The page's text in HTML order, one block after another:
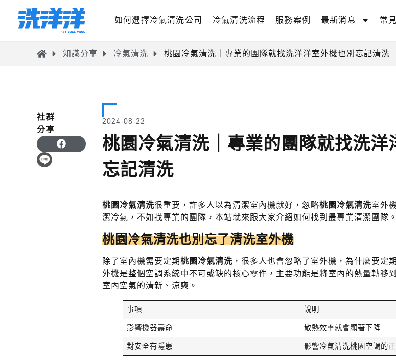
如何選擇冷氣清洗公司 冷氣清洗流程 服務案例 最新消息 常
知識分享 冷氣清洗 桃園冷氣清洗｜專業的團隊就找洗洋洋室外機也別忘記清洗
社群
分享
2024-08-22
桃園冷氣清洗｜專業的團隊就找洗洋
忘記清洗
桃園冷氣清洗很重要，許多人以為清潔室內機就好，忽略桃園冷氣清洗室外
潔冷氣，不如找專業的團隊，本站就來跟大家介紹如何找到最專業清潔團隊。
桃園冷氣清洗也別忘了清洗室外機
除了室內機需要定期桃園冷氣清洗 ，很多人也會忽略了室外機，為什麼要定
外機是整個空調系統中不可或缺的核心零件，主要功能是將室內的熱量轉移
室內空氣的清新、涼爽。
事項 說明
影響機器壽命 散熱效率就會顯著下降
對安全有隱患 影響冷氣清洗桃園空調的